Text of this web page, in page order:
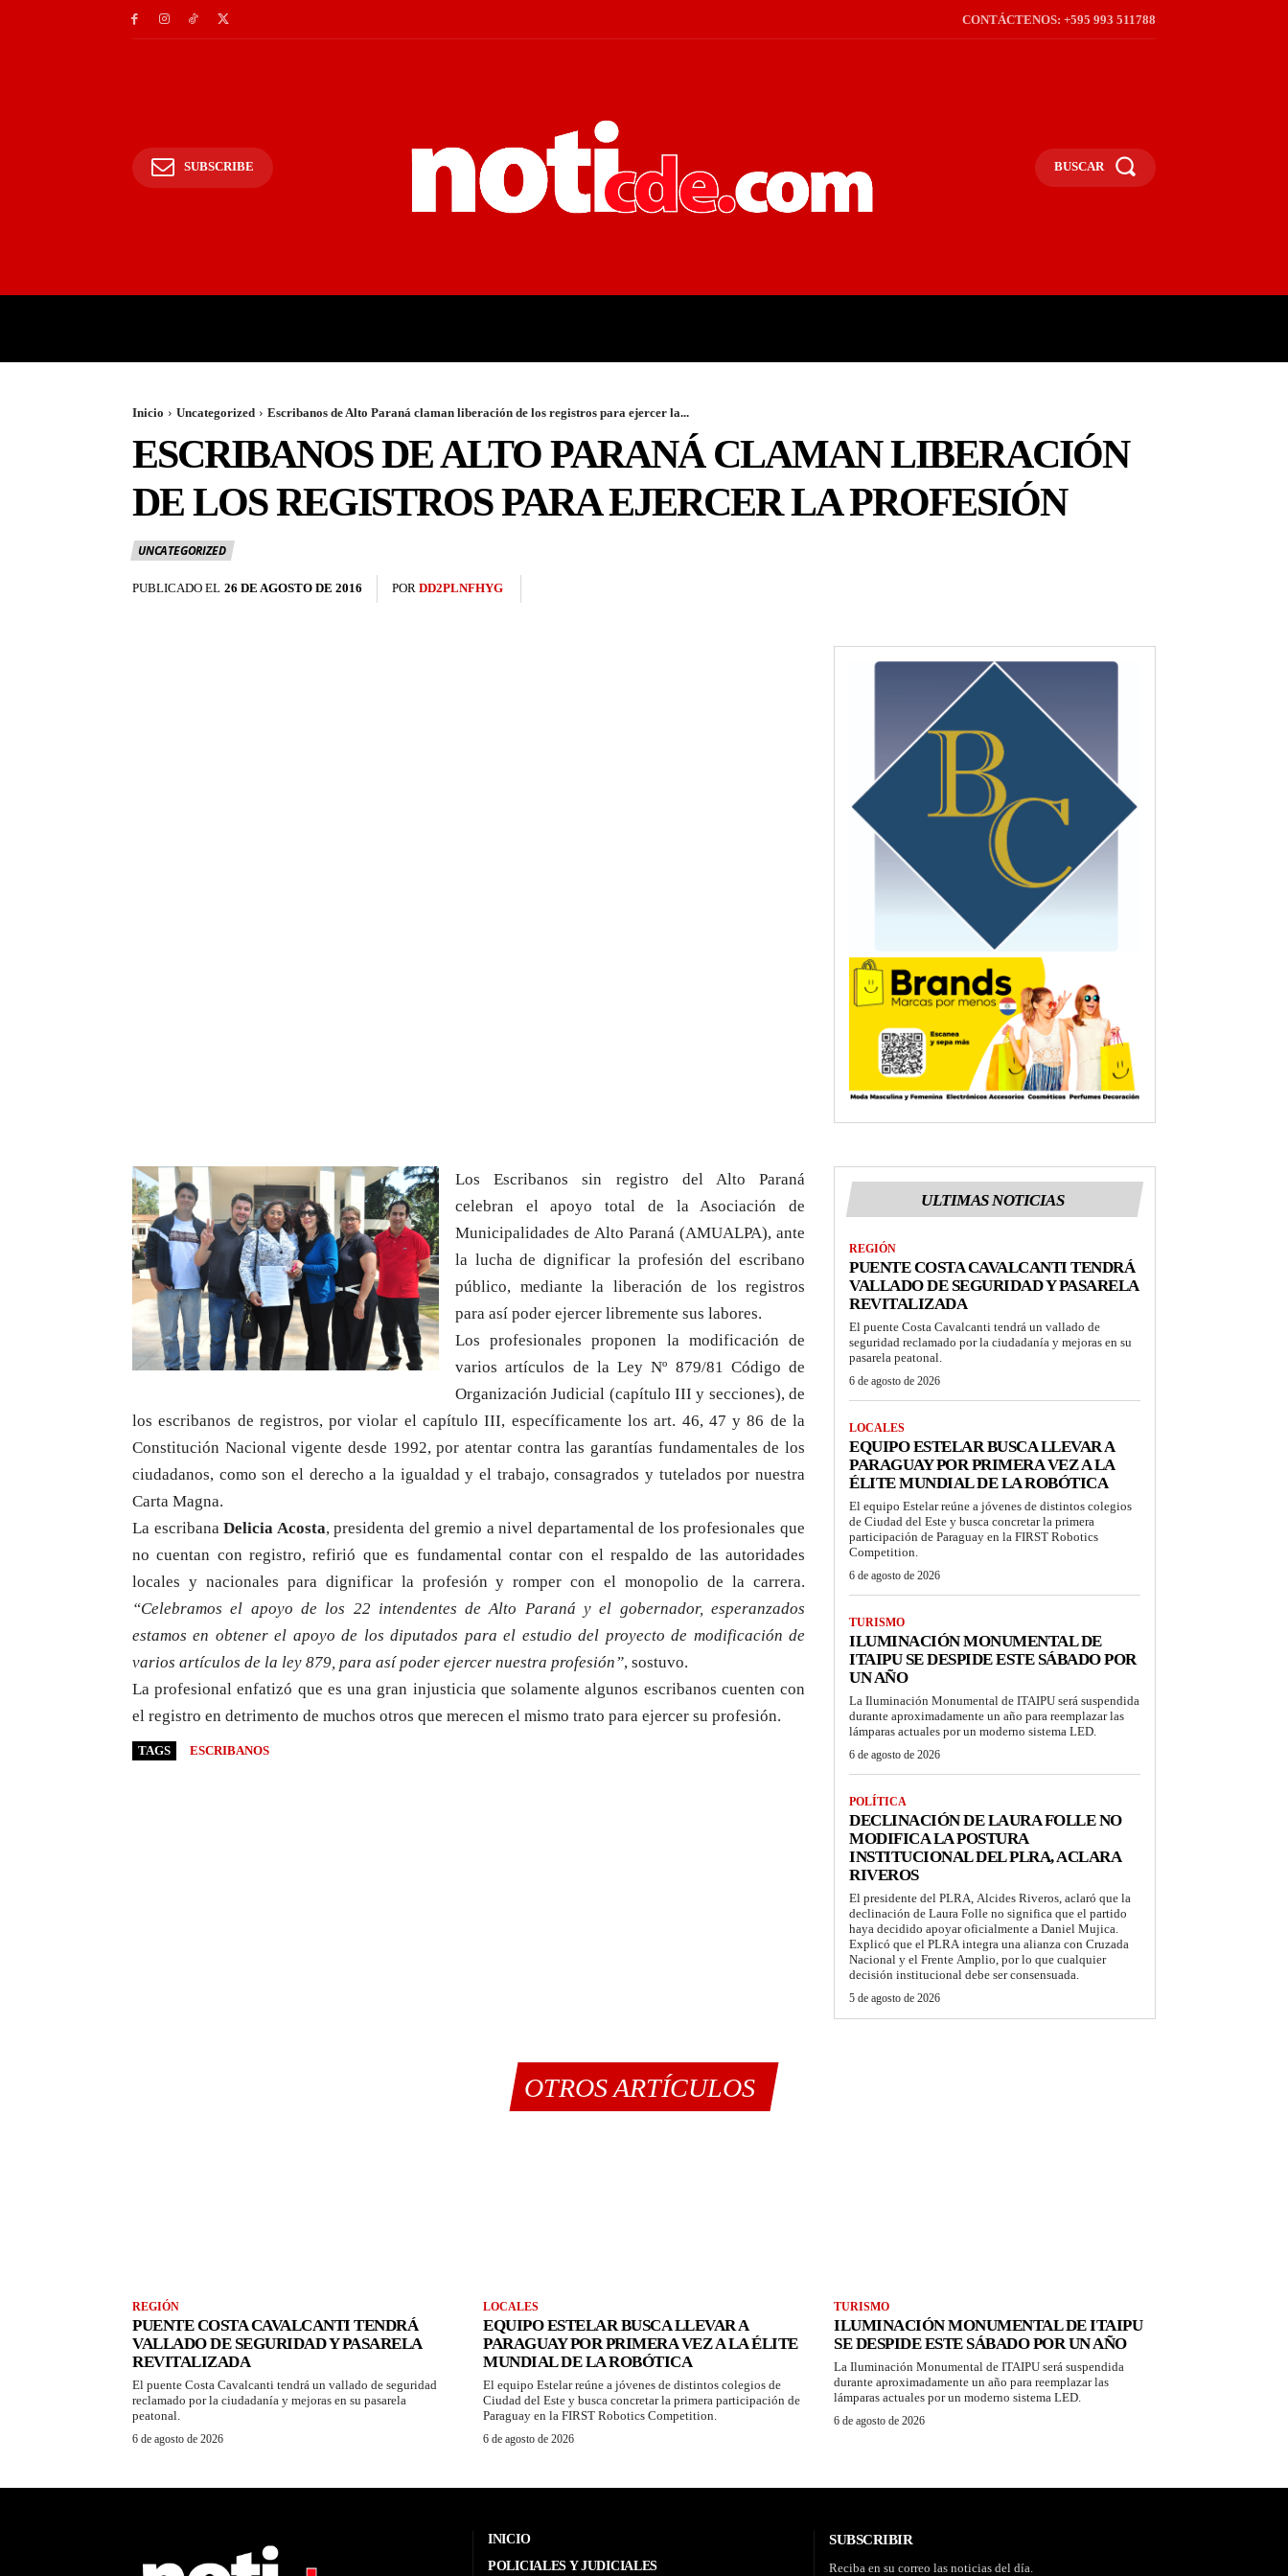
CONTÁCTENOS: +595 993 511788
SUBSCRIBE BUSCAR
Inicio Uncategorized Escribanos de Alto Paraná claman liberación de los registros para ejercer la...
ESCRIBANOS DE ALTO PARANÁ CLAMAN LIBERACIÓN
DE LOS REGISTROS PARA EJERCER LA PROFESIÓN
UNCATEGORIZED
PUBLICADO EL 26 DE AGOSTO DE 2016 POR DD2PLNFHYG
Los Escribanos sin registro del Alto Paraná
celebran el apoyo total de la Asociación de
Municipalidades de Alto Paraná (AMUALPA), ante
la lucha de dignificar la profesión del escribano
público, mediante la liberación de los registros
para así poder ejercer libremente sus labores.
Los profesionales proponen la modificación de
varios artículos de la Ley Nº 879/81 Código de
Organización Judicial (capítulo III y secciones), de
los escribanos de registros, por violar el capítulo III, específicamente los art. 46, 47 y 86 de la
Constitución Nacional vigente desde 1992, por atentar contra las garantías fundamentales de los
ciudadanos, como son el derecho a la igualdad y el trabajo, consagrados y tutelados por nuestra
Carta Magna.
La escribanaDelicia Acosta, presidenta del gremio a nivel departamental de los profesionales que
no cuentan con registro, refirió que es fundamental contar con el respaldo de las autoridades
locales y nacionales para dignificar la profesión y romper con el monopolio de la carrera.
“Celebramos el apoyo de los 22 intendentes de Alto Paraná y el gobernador, esperanzados
estamos en obtener el apoyo de los diputados para el estudio del proyecto de modificación de
varios artículos de la ley 879, para así poder ejercer nuestra profesión”, sostuvo.
La profesional enfatizó que es una gran injusticia que solamente algunos escribanos cuenten con
el registro en detrimento de muchos otros que merecen el mismo trato para ejercer su profesión.
TAGS ESCRIBANOS
ULTIMAS NOTICIAS
REGIÓN
PUENTE COSTA CAVALCANTI TENDRÁ
VALLADO DE SEGURIDAD Y PASARELA
REVITALIZADA
El puente Costa Cavalcanti tendrá un vallado de
seguridad reclamado por la ciudadanía y mejoras en su
pasarela peatonal.
6 de agosto de 2026
LOCALES
EQUIPO ESTELAR BUSCA LLEVAR A
PARAGUAY POR PRIMERA VEZ A LA
ÉLITE MUNDIAL DE LA ROBÓTICA
El equipo Estelar reúne a jóvenes de distintos colegios
de Ciudad del Este y busca concretar la primera
participación de Paraguay en la FIRST Robotics
Competition.
6 de agosto de 2026
TURISMO
ILUMINACIÓN MONUMENTAL DE
ITAIPU SE DESPIDE ESTE SÁBADO POR
UN AÑO
La Iluminación Monumental de ITAIPU será suspendida
durante aproximadamente un año para reemplazar las
lámparas actuales por un moderno sistema LED.
6 de agosto de 2026
POLÍTICA
DECLINACIÓN DE LAURA FOLLE NO
MODIFICA LA POSTURA
INSTITUCIONAL DEL PLRA, ACLARA
RIVEROS
El presidente del PLRA, Alcides Riveros, aclaró que la
declinación de Laura Folle no significa que el partido
haya decidido apoyar oficialmente a Daniel Mujica.
Explicó que el PLRA integra una alianza con Cruzada
Nacional y el Frente Amplio, por lo que cualquier
decisión institucional debe ser consensuada.
5 de agosto de 2026
OTROS ARTÍCULOS
REGIÓN
PUENTE COSTA CAVALCANTI TENDRÁ
VALLADO DE SEGURIDAD Y PASARELA
REVITALIZADA
El puente Costa Cavalcanti tendrá un vallado de seguridad
reclamado por la ciudadanía y mejoras en su pasarela
peatonal.
6 de agosto de 2026
LOCALES
EQUIPO ESTELAR BUSCA LLEVAR A
PARAGUAY POR PRIMERA VEZ A LA ÉLITE
MUNDIAL DE LA ROBÓTICA
El equipo Estelar reúne a jóvenes de distintos colegios de
Ciudad del Este y busca concretar la primera participación de
Paraguay en la FIRST Robotics Competition.
6 de agosto de 2026
TURISMO
ILUMINACIÓN MONUMENTAL DE ITAIPU
SE DESPIDE ESTE SÁBADO POR UN AÑO
La Iluminación Monumental de ITAIPU será suspendida
durante aproximadamente un año para reemplazar las
lámparas actuales por un moderno sistema LED.
6 de agosto de 2026
INICIO
POLICIALES Y JUDICIALES
SUBSCRIBIR
Reciba en su correo las noticias del día.